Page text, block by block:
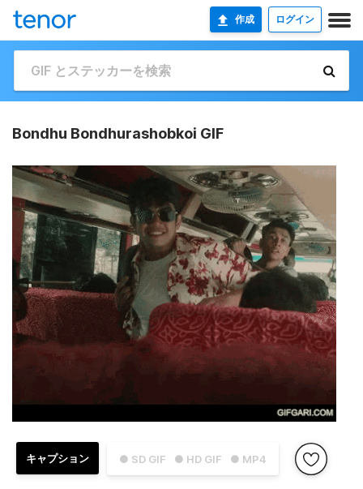
作成 ログイン
Bondhu Bondhurashobkoi GIF
● SD GIF ● HD GIF ● MP4
キャプション